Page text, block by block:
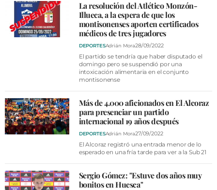
La resolución del Atlético Monzón-
Illueca, a la espera de que los
montisonenses aporten certificados
médicos de tres jugadores
DEPORTESAdrián Mora28/09/2022
El partido se tendría que haber disputado el
domingo pero se suspendió por una
intoxicación alimentaria en el conjunto
montisonense
Más de 4.000 aficionados en El Alcoraz
para presenciar un partido
internacional 19 años después
DEPORTESAdrián Mora27/09/2022
El Alcoraz registró una entrada menor de lo
esperado en una fría tarde para ver a la Sub 21
Sergio Gómez: "Estuve dos años muy
bonitos en Huesca"